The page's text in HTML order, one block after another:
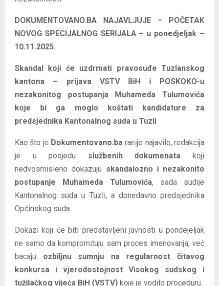
DOKUMENTOVANO.BA NAJAVLJUJE – POČETAK
NOVOG SPECIJALNOG SERIJALA – u ponedjeljak –
10.11.2025.
Skandal koji će uzdrmati pravosuđe Tuzlanskog
kantona – prijava VSTV BiH i POSKOKO-u
nezakonitog postupanja Muhameda Tulumovića
koje bi ga moglo koštati kandidature za
predsjednika Kantonalnog suda u Tuzli
Kao što je Dokumentovano.ba ranije najavilo, redakcija
je u posjedu službenih dokumenata koji
nedvosmisleno dokazuju skandalozno i nezakonito
postupanje Muhameda Tulumovića, sada sudije
Kantonalnog suda u Tuzli, a donedavno predsjednika
Općinskog suda.
Dokazi koji će biti predstavljeni javnosti u pondejeljak
ne samo da kompromituju sam proces imenovanja, već
bacaju ozbiljnu sumnju na regularnost čitavog
konkursa i vjerodostojnost Visokog sudskog i
tužilačkog vijeća BiH (VSTV) koje je vodilo proceduru.